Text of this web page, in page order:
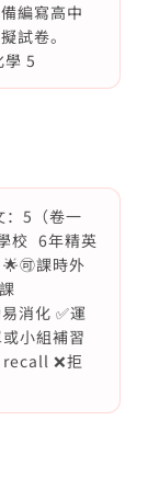
編寫高中
試卷。
學 5
5（卷一
校 6年精英
課時外
化 ✅運
小組補習
❌拒